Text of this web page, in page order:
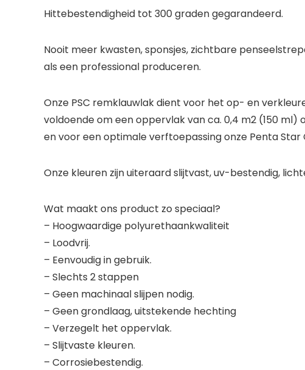
Hittebestendigheid tot 300 graden gegarandeerd.
Nooit meer kwasten, sponsjes, zichtbare
als een professional produceren.
Onze PSC remklauwlak dient voor het op- en
voldoende om een oppervlak van ca. 0,4 m2 (150
en voor een optimale verftoepassing onze Penta Star
Onze kleuren zijn uiteraard slijtvast, uv-bestendig,
Wat maakt ons product zo speciaal?
– Hoogwaardige polyurethaankwaliteit
– Loodvrij.
– Eenvoudig in gebruik.
– Slechts 2 stappen
– Geen machinaal slijpen nodig.
– Geen grondlaag, uitstekende hechting
– Verzegelt het oppervlak.
– Slijtvaste kleuren.
– Corrosiebestendig.